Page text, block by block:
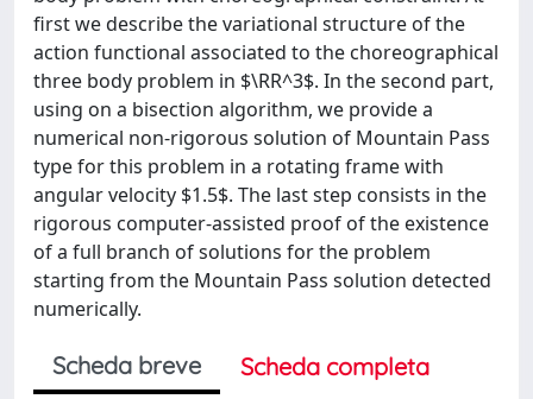
first we describe the variational structure of the
action functional associated to the choreographical
three body problem in $\RR^3$. In the second part,
using on a bisection algorithm, we provide a
numerical non-rigorous solution of Mountain Pass
type for this problem in a rotating frame with
angular velocity $1.5$. The last step consists in the
rigorous computer-assisted proof of the existence
of a full branch of solutions for the problem
starting from the Mountain Pass solution detected
numerically.
Scheda breve
Scheda completa